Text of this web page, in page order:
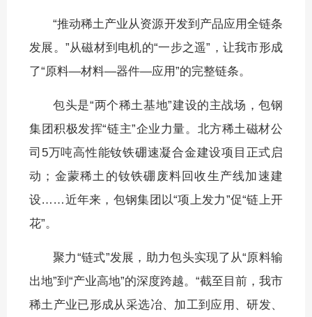
“推动稀土产业从资源开发到产品应用全链条
发展。”从磁材到电机的“一步之遥”，让我市形成
了“原料—材料—器件—应用”的完整链条。
包头是“两个稀土基地”建设的主战场，包钢
集团积极发挥“链主”企业力量。北方稀土磁材公
司5万吨高性能钕铁硼速凝合金建设项目正式启
动；金蒙稀土的钕铁硼废料回收生产线加速建
设……近年来，包钢集团以“项上发力”促“链上开
花”。
聚力“链式”发展，助力包头实现了从“原料输
出地”到“产业高地”的深度跨越。“截至目前，我市
稀土产业已形成从采选冶、加工到应用、研发、